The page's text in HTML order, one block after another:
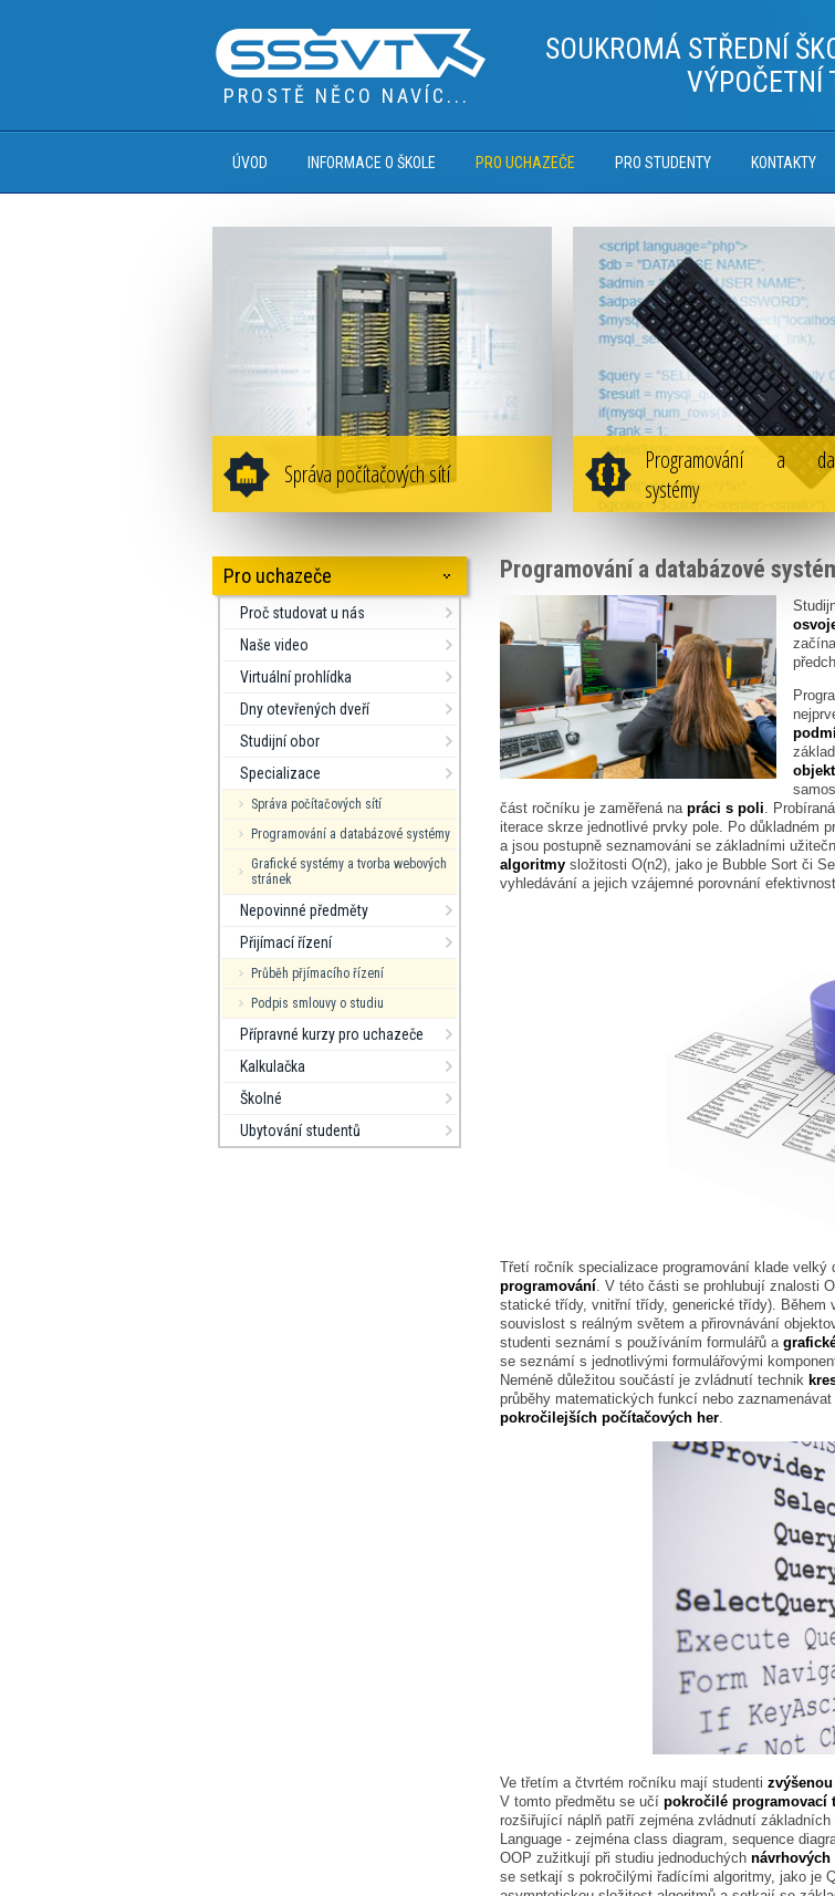
PROSTĚ NĚCO NAVÍC...
SOUKROMÁ STŘEDNÍ
VÝPOČETNÍ
ÚVOD INFORMACE O ŠKOLE PRO UCHAZEČE PRO STUDENTY KONTAKTY
Správa počítačových sítí
Programování a
systémy
Pro uchazeče
Proč studovat u nás
Naše video
Virtuální prohlídka
Dny otevřených dveří
Studijní obor
Specializace
Správa počítačových sítí
Programování a databázové systémy
Grafické systémy a tvorba webových
stránek
Nepovinné předměty
Přijímací řízení
Průběh přjímacího řízení
Podpis smlouvy o studiu
Přípravné kurzy pro uchazeče
Kalkulačka
Školné
Ubytování studentů
Programování a databázové
část ročníku je zaměřená na práci s poli.
iterace skrze jednotlivé prvky pole. Po důkladném
a jsou postupně seznamováni se základními
algoritmy složitosti O(n2), jako je Bubble Sort či
vyhledávání a jejich vzájemné porovnání
Třetí ročník specializace programování klade velký
programování. V této části se prohlubují znalosti
statické třídy, vnitřní třídy, generické třídy). Během
souvislost s reálným světem a přirovnávání
studenti seznámí s používáním formulářů a
se seznámí s jednotlivými formulářovými
Neméně důležitou součástí je zvládnutí technik
průběhy matematických funkcí nebo
pokročilejších počítačových her.
Ve třetím a čtvrtém ročníku mají studenti
V tomto předmětu se učí pokročilé programovací
rozšiřující náplň patří zejména zvládnutí
Language - zejména class diagram, sequence
OOP zužitkují při studiu jednoduchých návrhových
se setkají s pokročilými řadícími algoritmy, jako je